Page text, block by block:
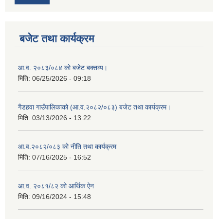
बजेट तथा कार्यक्रम
आ.व. २०८३/०८४ को बजेट बक्तव्य।
मिति: 06/25/2026 - 09:18
गैडहवा गाउँपालिकाको (आ.व.२०८२/०८३) बजेट तथा कार्यक्रम।
मिति: 03/13/2026 - 13:22
आ.व.२०८२/०८३ को नीति तथा कार्यक्रम
मिति: 07/16/2025 - 16:52
आ.व. २०८१/८२ को आर्थिक ऐन
मिति: 09/16/2024 - 15:48